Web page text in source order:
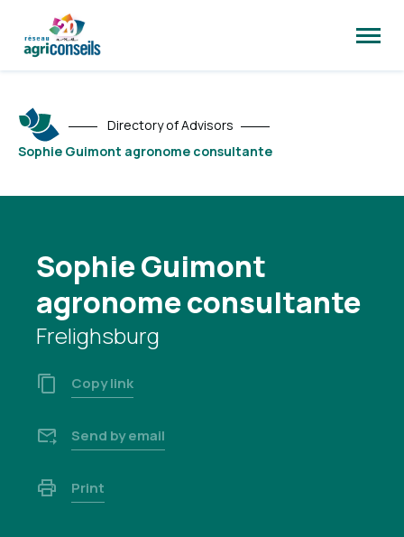
site
Directory of Advisors
Sophie Guimont agronome consultante
Sophie Guimont
agronome consultante
Frelighsburg
Copy link
Send by email
Print